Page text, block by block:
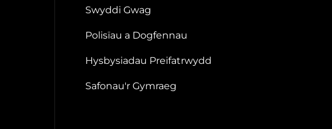
Swyddi Gwag
Polisïau a Dogfennau
Hysbysiadau Preifatrwydd
Safonau'r Gymraeg